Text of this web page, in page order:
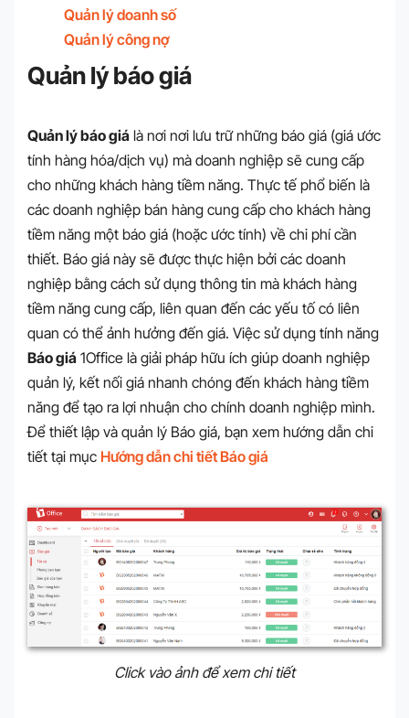
Quản lý doanh số
Quản lý công nợ
Quản lý báo giá
Quản lý báo giá là nơi nơi lưu trữ những báo giá (giá ước
tính hàng hóa/dịch vụ) mà doanh nghiệp sẽ cung cấp
cho những khách hàng tiềm năng. Thực tế phổ biến là
các doanh nghiệp bán hàng cung cấp cho khách hàng
tiềm năng một báo giá (hoặc ước tính) về chi phí cần
thiết. Báo giá này sẽ được thực hiện bởi các doanh
nghiệp bằng cách sử dụng thông tin mà khách hàng
tiềm năng cung cấp, liên quan đến các yếu tố có liên
quan có thể ảnh hưởng đến giá. Việc sử dụng tính năng
Báo giá 1Office là giải pháp hữu ích giúp doanh nghiệp
quản lý, kết nối giá nhanh chóng đến khách hàng tiềm
năng để tạo ra lợi nhuận cho chính doanh nghiệp mình.
Để thiết lập và quản lý Báo giá, bạn xem hướng dẫn chi
tiết tại mục Hướng dẫn chi tiết Báo giá
Click vào ảnh để xem chi tiết